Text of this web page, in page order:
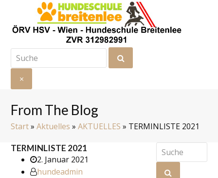
Suche
×
Suche
schließen
From The Blog
Start»Aktuelles »AKTUELLES » TERMINLISTE 2021
TERMINLISTE 2021
2. Januar 2021
hundeadmin
Suche